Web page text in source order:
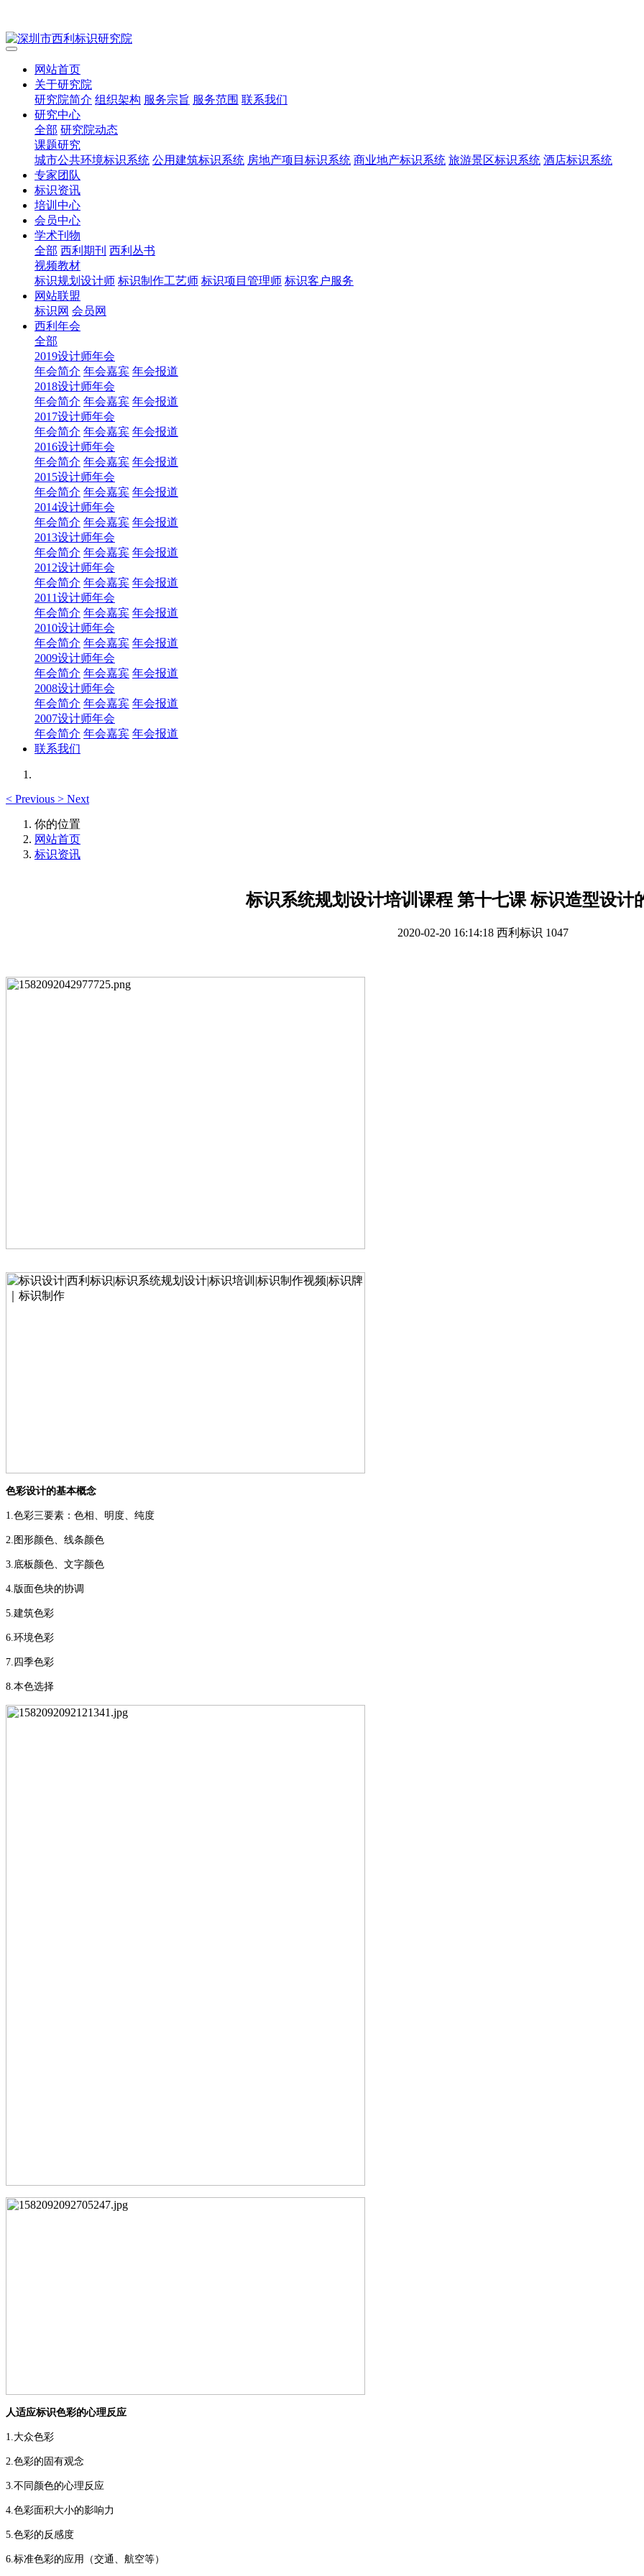
网站首页
关于研究院
研究院简介 组织架构 服务宗旨 服务范围 联系我们
研究中心
全部 研究院动态
课题研究
城市公共环境标识系统 公用建筑标识系统 房地产项目标识系统 商业地产标识系统 旅游景区标识系统 酒店标识系统
专家团队
标识资讯
培训中心
会员中心
学术刊物
全部 西利期刊 西利丛书
视频教材
标识规划设计师 标识制作工艺师 标识项目管理师 标识客户服务
网站联盟
标识网 会员网
西利年会
全部
2019设计师年会
年会简介 年会嘉宾 年会报道
2018设计师年会
年会简介 年会嘉宾 年会报道
2017设计师年会
年会简介 年会嘉宾 年会报道
2016设计师年会
年会简介 年会嘉宾 年会报道
2015设计师年会
年会简介 年会嘉宾 年会报道
2014设计师年会
年会简介 年会嘉宾 年会报道
2013设计师年会
年会简介 年会嘉宾 年会报道
2012设计师年会
年会简介 年会嘉宾 年会报道
2011设计师年会
年会简介 年会嘉宾 年会报道
2010设计师年会
年会简介 年会嘉宾 年会报道
2009设计师年会
年会简介 年会嘉宾 年会报道
2008设计师年会
年会简介 年会嘉宾 年会报道
2007设计师年会
年会简介 年会嘉宾 年会报道
联系我们
< Previous > Next
你的位置
网站首页
标识资讯
标识系统规划设计培训课程 第十七课 标识造型设计
2020-02-20 16:14:18 西利标识 1047
色彩设计的基本概念
1. 色彩三要素：色相、明度、纯度
2. 图形颜色、线条颜色
3. 底板颜色、文字颜色
4. 版面色块的协调
5. 建筑色彩
6. 环境色彩
7. 四季色彩
8. 本色选择
人适应标识色彩的心理反应
1. 大众色彩
2. 色彩的固有观念
3. 不同颜色的心理反应
4. 色彩面积大小的影响力
5. 色彩的反感度
6. 标准色彩的应用（交通、航空等）